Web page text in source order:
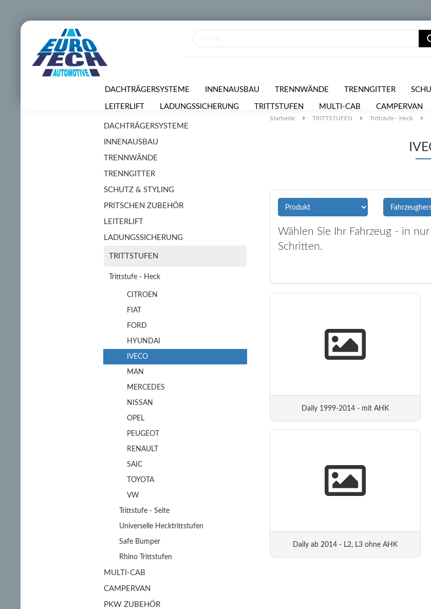
DACHTRÄGERSYSTEME INNENAUSBAU TRENNWÄNDE TRENNGITTER
LEITERLIFT LADUNGSSICHERUNG TRITTSTUFEN MULTI-CAB
CAMPERVAN
VERMIETUNGSSERVICE
Startseite » TRITTSTUFEN » Trittstufe - Heck »
Wählen Sie Ihr Fahrzeug - in nur
Schritten.
Daily 1999-2014 - mit AHK
Daily ab 2014 - L2, L3 ohne AHK
DACHTRÄGERSYSTEME
INNENAUSBAU
TRENNWÄNDE
TRENNGITTER
SCHUTZ & STYLING
PRITSCHEN ZUBEHÖR
LEITERLIFT
LADUNGSSICHERUNG
TRITTSTUFEN
Trittstufe - Heck
CITROEN
FIAT
FORD
HYUNDAI
IVECO
MAN
MERCEDES
NISSAN
OPEL
PEUGEOT
RENAULT
SAIC
TOYOTA
VW
Trittstufe - Seite
Universelle Hecktrittstufen
Safe Bumper
Rhino Trittstufen
MULTI-CAB
CAMPERVAN
PKW ZUBEHÖR